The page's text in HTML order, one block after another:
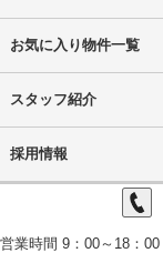
お気に入り物件一覧
スタッフ紹介
採用情報
営業時間 9：00～18：00